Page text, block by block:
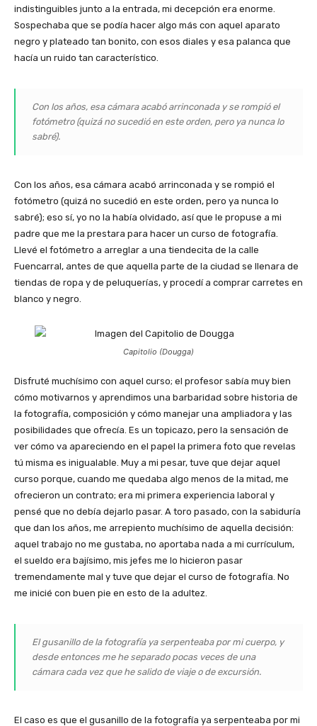
indistinguibles junto a la entrada, mi decepción era enorme.
Sospechaba que se podía hacer algo más con aquel aparato
negro y plateado tan bonito, con esos diales y esa palanca que
hacía un ruido tan característico.
Con los años, esa cámara acabó arrinconada y se rompió el
fotómetro (quizá no sucedió en este orden, pero ya nunca lo
sabré).
Con los años, esa cámara acabó arrinconada y se rompió el
fotómetro (quizá no sucedió en este orden, pero ya nunca lo
sabré); eso sí, yo no la había olvidado, así que le propuse a mi
padre que me la prestara para hacer un curso de fotografía.
Llevé el fotómetro a arreglar a una tiendecita de la calle
Fuencarral, antes de que aquella parte de la ciudad se llenara de
tiendas de ropa y de peluquerías, y procedí a comprar carretes en
blanco y negro.
Capitolio (Dougga)
Disfruté muchísimo con aquel curso; el profesor sabía muy bien
cómo motivarnos y aprendimos una barbaridad sobre historia de
la fotografía, composición y cómo manejar una ampliadora y las
posibilidades que ofrecía. Es un topicazo, pero la sensación de
ver cómo va apareciendo en el papel la primera foto que revelas
tú misma es inigualable. Muy a mi pesar, tuve que dejar aquel
curso porque, cuando me quedaba algo menos de la mitad, me
ofrecieron un contrato; era mi primera experiencia laboral y
pensé que no debía dejarlo pasar. A toro pasado, con la sabiduría
que dan los años, me arrepiento muchísimo de aquella decisión:
aquel trabajo no me gustaba, no aportaba nada a mi currículum,
el sueldo era bajísimo, mis jefes me lo hicieron pasar
tremendamente mal y tuve que dejar el curso de fotografía. No
me inicié con buen pie en esto de la adultez.
El gusanillo de la fotografía ya serpenteaba por mi cuerpo, y
desde entonces me he separado pocas veces de una
cámara cada vez que he salido de viaje o de excursión.
El caso es que el gusanillo de la fotografía ya serpenteaba por mi